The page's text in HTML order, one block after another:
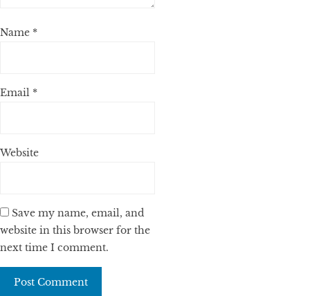
Name *
Email *
Website
Save my name, email, and
website in this browser for the
next time I comment.